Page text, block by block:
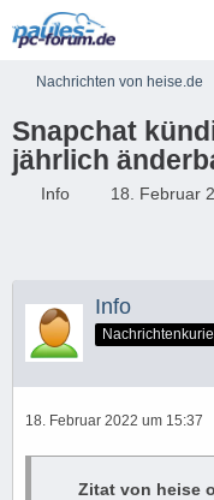
Nachrichten von heise.de
Snapchat
jährlich
Info 18. Februar
Info
18. Februar 2022 um 15:37
Zitat von heise